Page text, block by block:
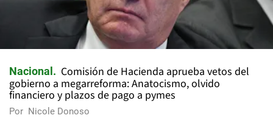
Nacional
Comisión de Hacienda aprueba vetos del
gobierno a megarreforma: Anatocismo, olvido
financiero y plazos de pago a pymes
Por Nicole Donoso